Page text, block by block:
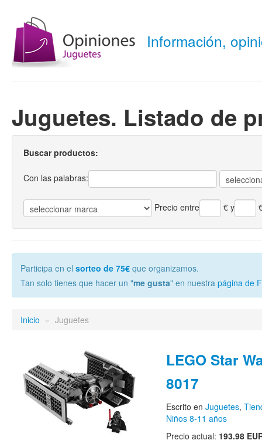
Información,
Juguetes. Listado de
Buscar productos:
Con las palabras:
Precio entre €y
Participa en el sorteo de 75€ que organizamos.
Tan solo tienes que hacer un "me gusta" en nuestra página de
Inicio » Juguetes
LEGO Star
8017
Escrito en Juguetes,
Niños 8-11 años
Precio actual: 193.98